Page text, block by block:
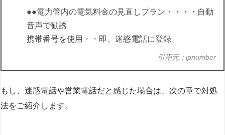
●●電力管内の電気料金の見直しプラン・・・・自動
音声で勧誘
携帯番号を使用・・即、迷惑電話に登録
引用元：jpnumber
もし、迷惑電話や営業電話だと感じた場合は、次の章で対処
法をご紹介します。